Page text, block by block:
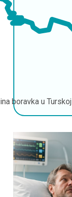
boravka u Turskoj